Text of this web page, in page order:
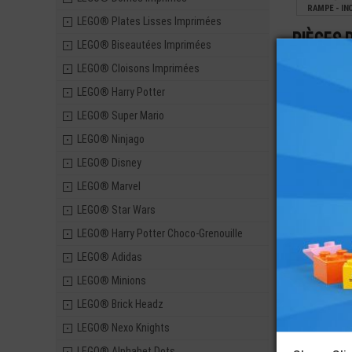
LEGO® Plates Lisses Imprimées
LEGO® Biseautées Imprimées
LEGO® Cloisons Imprimées
LEGO® Harry Potter
LEGO® Super Mario
LEGO® Ninjago
LEGO® Disney
LEGO® Marvel
LEGO® Star Wars
LEGO® Harry Potter Choco-Grenouille
LEGO® Adidas
LEGO® Minions
LEGO® Brick Headz
LEGO® Nexo Knights
RAMPE -
Pièces
LEGO®